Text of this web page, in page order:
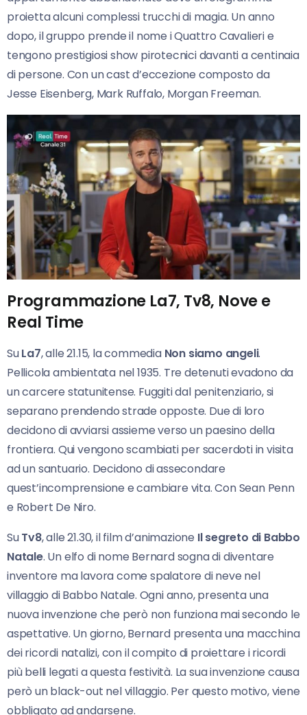
proietta alcuni complessi trucchi di magia. Un anno
dopo, il gruppo prende il nome i Quattro Cavalieri e
tengono prestigiosi show pirotecnici davanti a centinaia
di persone. Con un cast d’eccezione composto da
Jesse Eisenberg, Mark Ruffalo, Morgan Freeman.
Programmazione La7, Tv8, Nove e
Real Time
SuLa7, alle 21.15, la commedia Non siamo angeli.
Pellicola ambientata nel 1935. Tre detenuti evadono da
un carcere statunitense. Fuggiti dal penitenziario, si
separano prendendo strade opposte. Due di loro
decidono di avviarsi assieme verso un paesino della
frontiera. Qui vengono scambiati per sacerdoti in visita
ad un santuario. Decidono di assecondare
quest’incomprensione e cambiare vita. Con Sean Penn
e Robert De Niro.
SuTv8, alle 21.30, il film d’animazione Il segreto di Babbo
Natale. Un elfo di nome Bernard sogna di diventare
inventore ma lavora come spalatore di neve nel
villaggio di Babbo Natale. Ogni anno, presenta una
nuova invenzione che però non funziona mai secondo le
aspettative. Un giorno, Bernard presenta una macchina
dei ricordi natalizi, con il compito di proiettare i ricordi
più belli legati a questa festività. La sua invenzione causa
però un black-out nel villaggio. Per questo motivo, viene
obbligato ad andarsene.